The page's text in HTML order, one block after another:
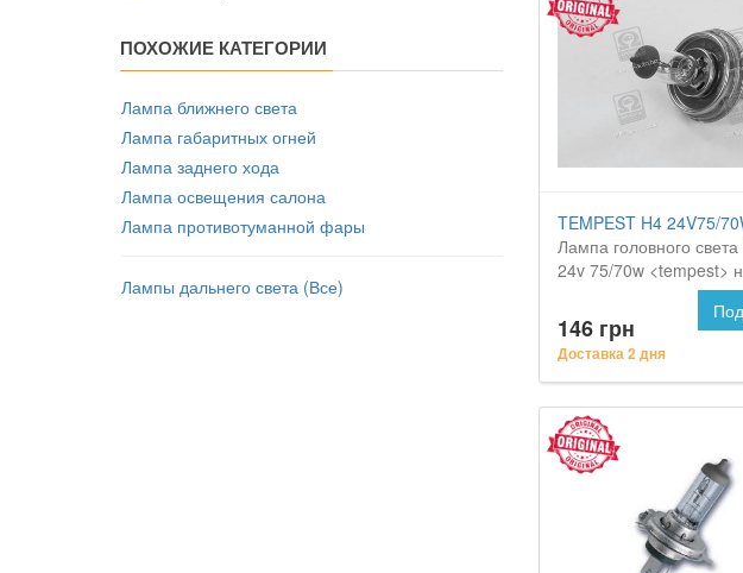
ПОХОЖИЕ КАТЕГОРИИ
Лампа ближнего света
Лампа габаритных огней
Лампа заднего хода
Лампа освещения салона
Лампа противотуманной фары
Лампы дальнего света (Все)
TEMPEST H4 24V75/
Лампа головного
24v 75/70w <tempest>
146 грн
Доставка 2 дня